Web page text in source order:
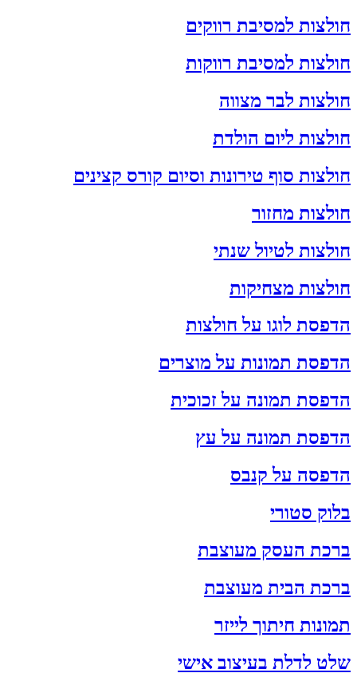
חולצות למסיבת רווקים
חולצות למסיבת רווקות
חולצות לבר מצווה
חולצות ליום הולדת
חולצות סוף טירונות וסיום קורס קצינים
חולצות מחזור
חולצות לטיול שנתי
חולצות מצחיקות
הדפסת לוגו על חולצות
הדפסת תמונות על מוצרים
הדפסת תמונה על זכוכית
הדפסת תמונה על עץ
הדפסה על קנבס
בלוק סטורי
ברכת העסק מעוצבת
ברכת הבית מעוצבת
תמונות חיתוך לייזר
שלט לדלת בעיצוב אישי